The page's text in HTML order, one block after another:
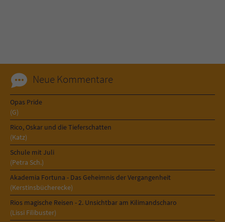
Neue Kommentare
Opas Pride
(G)
Rico, Oskar und die Tieferschatten
(Katz)
Schule mit Juli
(Petra Sch.)
Akademia Fortuna - Das Geheimnis der Vergangenheit
(Kerstinsbücherecke)
Rios magische Reisen - 2. Unsichtbar am Kilimandscharo
(Lissi Filibuster)
Zweck Cookie für Kommentare einzelner Buchtitel
Name fe_typo_user
Anbieter
Laufzeit Session
Zweck
Dieses Cookie gewährleistet die
Kommunikation der Webseite mit dem